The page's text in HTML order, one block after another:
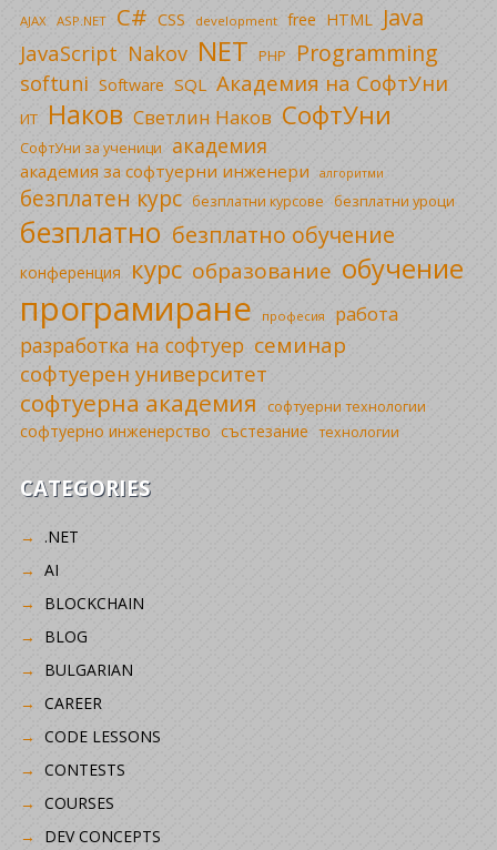
AJAX ASP.NET C# CSS development free HTML Java
JavaScript Nakov NET PHP Programming
softuni Software SQL Академия на СофтУни
ИТ Наков Светлин Наков СофтУни
СофтУни за ученици академия
академия за софтуерни инженери алгоритми
безплатен курс безплатни курсове безплатни уроци
безплатно безплатно обучение
конференция курс образование обучение
програмиране професия работа
разработка на софтуер семинар
софтуерен университет
софтуерна академия софтуерни технологии
софтуерно инженерство състезание технологии
CATEGORIES
.NET
AI
BLOCKCHAIN
BLOG
BULGARIAN
CAREER
CODE LESSONS
CONTESTS
COURSES
DEV CONCEPTS